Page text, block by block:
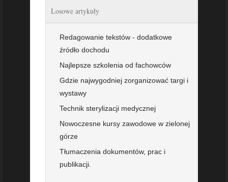
Losowe artykuły
Redagowanie tekstów - dodatkowe
źródło dochodu
Najlepsze szkolenia od fachowców
Gdzie najwygodniej zorganizować targi i
wystawy
Technik sterylizacji medycznej
Nowoczesne kursy zawodowe w zielonej
górze
Tłumaczenia dokumentów, prac i
publikacji.